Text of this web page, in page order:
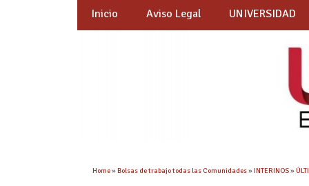
Inicio Aviso Legal UNIVERSIDAD
Home»Bolsas de trabajo todas las Comunidades»INTERINOS»